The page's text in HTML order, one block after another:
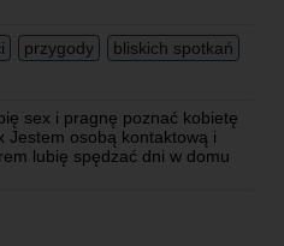
przygody
bliskich spotkań
sex i pragnę poznać kobietę
Jestem osobą kontaktową i
lubię spędzać dni w domu